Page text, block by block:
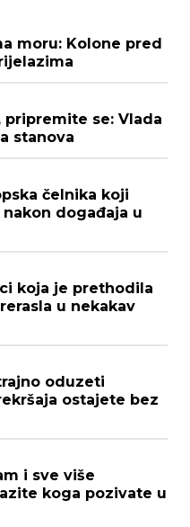
moru: Kolone pred
se: Vlada
stanova
čelnika koji
nakon događaja u
koja je prethodila
u nekakav
oduzeti
ostajete bez
i sve više
koga pozivate u